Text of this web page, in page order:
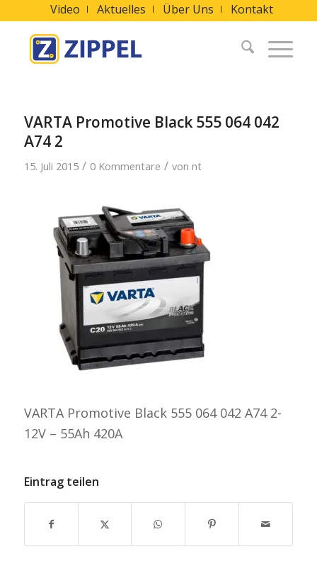
Video Aktuelles Über Uns Kontakt
VARTA Promotive Black 555 064 042
A74 2
15. Juli 2015 / 0 Kommentare / von nt
VARTA Promotive Black 555 064 042 A74 2-
12V – 55Ah 420A
Eintrag teilen